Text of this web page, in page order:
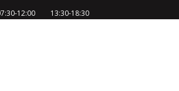
12:00
13:30-18:30